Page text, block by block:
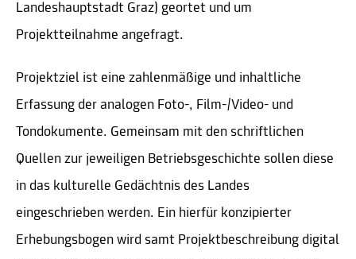
Landeshauptstadt Graz) geortet und um
Projektteilnahme angefragt.
Projektziel ist eine zahlenmäßige und inhaltliche
Erfassung der analogen Foto-, Film-/Video- und
Tondokumente. Gemeinsam mit den schriftlichen
Quellen zur jeweiligen Betriebsgeschichte sollen diese
in das kulturelle Gedächtnis des Landes
eingeschrieben werden. Ein hierfür konzipierter
Erhebungsbogen wird samt Projektbeschreibung digital